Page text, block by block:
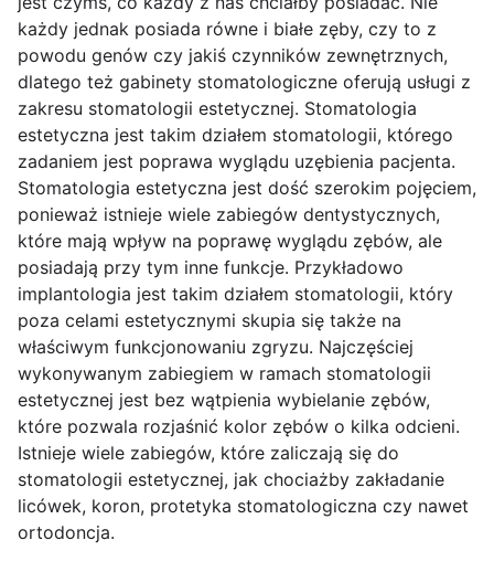
każdy jednak posiada równe i białe zęby, czy to z
powodu genów czy jakiś czynników zewnętrznych,
dlatego też gabinety stomatologiczne oferują usługi z
zakresu stomatologii estetycznej. Stomatologia
estetyczna jest takim działem stomatologii, którego
zadaniem jest poprawa wyglądu uzębienia pacjenta.
Stomatologia estetyczna jest dość szerokim pojęciem,
ponieważ istnieje wiele zabiegów dentystycznych,
które mają wpływ na poprawę wyglądu zębów, ale
posiadają przy tym inne funkcje. Przykładowo
implantologia jest takim działem stomatologii, który
poza celami estetycznymi skupia się także na
właściwym funkcjonowaniu zgryzu. Najczęściej
wykonywanym zabiegiem w ramach stomatologii
estetycznej jest bez wątpienia wybielanie zębów,
które pozwala rozjaśnić kolor zębów o kilka odcieni.
Istnieje wiele zabiegów, które zaliczają się do
stomatologii estetycznej, jak chociażby zakładanie
licówek, koron, protetyka stomatologiczna czy nawet
ortodoncja.